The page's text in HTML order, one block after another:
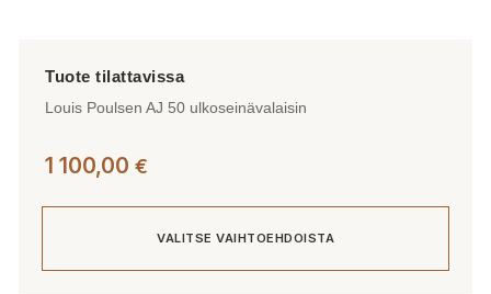
Louis Poulsen AJ 50 ulkoseinävalaisin
1 100,00 €
VALITSE VAIHTOEHDOISTA